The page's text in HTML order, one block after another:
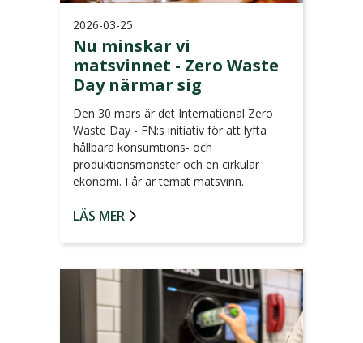
2026-03-25
Nu minskar vi
matsvinnet - Zero Waste
Day närmar sig
Den 30 mars är det International Zero
Waste Day - FN:s initiativ för att lyfta
hållbara konsumtions- och
produktionsmönster och en cirkulär
ekonomi. I år är temat matsvinn.
LÄS MER